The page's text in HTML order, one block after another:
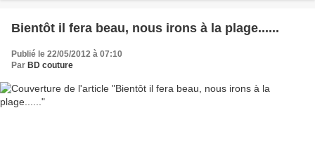
Bientôt il fera beau, nous irons à la plage......
Publié le 22/05/2012 à 07:10
Par BD couture